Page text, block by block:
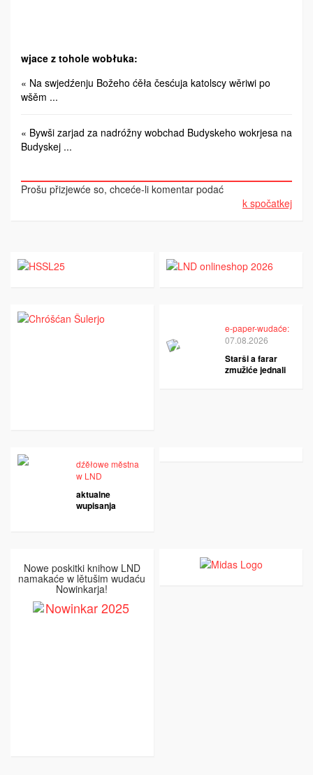
wjace z tohole wobłuka:
« Na swjedźenju Božeho ćěła česćuja katolscy wěriwi po
wšěm ...
« Bywši zarjad za nadróžny wobchad Budyskeho wokrjesa na
Budyskej ...
Prošu přizjewće so, chceće-li komentar podać
k spočatkej
e-paper-wudaće:
07.08.2026
Starši a farar
zmužiće jednali
dźěłowe městna
w LND
aktualne
wupisanja
Nowe poskitki knihow LND
namakaće w lětušim wudaću
Nowinkarja!